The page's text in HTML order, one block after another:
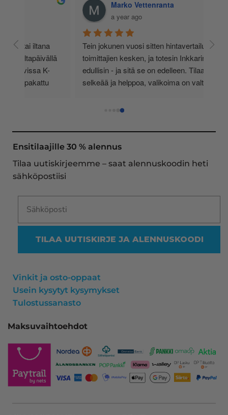
Marko Vettenranta
a year ago
Tein jokunen vuosi sitten hintavertailua eri
toimittajien kesken, ja totesin Inkkarin olevan
edullisin - ja sitä se on edelleen. Tilaaminen on
selkeää ja helppoa, valikoima on valtava,
asiakaspalvelu todella ripeää (s-postin kautta) ja
oli noudettavissa postin lokerosta tänään!! En
näe mitään syytä vaihtaa toimittajaa. Kaikki on
ollut mitään moitittavaa! Lämmin suositus!
Ensitilaajille 30 % alennus
Tilaa uutiskirjeemme – saat alennuskoodin heti
sähköpostiisi
TILAA UUTISKIRJE JA ALENNUSKOODI
Vinkit ja osto-oppaat
Usein kysytyt kysymykset
Tulostussanasto
Maksuvaihtoehdot